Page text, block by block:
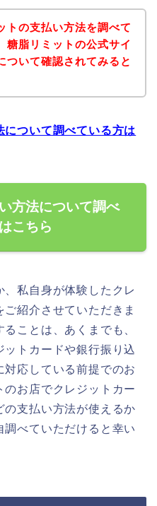
トの支払い方法を調べて
糖脂リミットの公式サイ
ついて確認されてみると
ついて調べている方は
方法について調べ
こちら
私自身が体験したクレ
紹介させていただきま
ことは、あくまでも、
トカードや銀行振り込
応している前提でのお
お店でクレジットカー
の支払い方法が使えるか
調べていただけると幸い